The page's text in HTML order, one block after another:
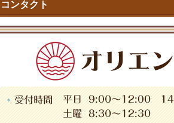
コンタクト